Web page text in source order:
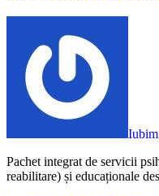
Pachet integrat de servicii psihoterapeutice ( evaluare, abilitare și
reabilitare) și educaționale